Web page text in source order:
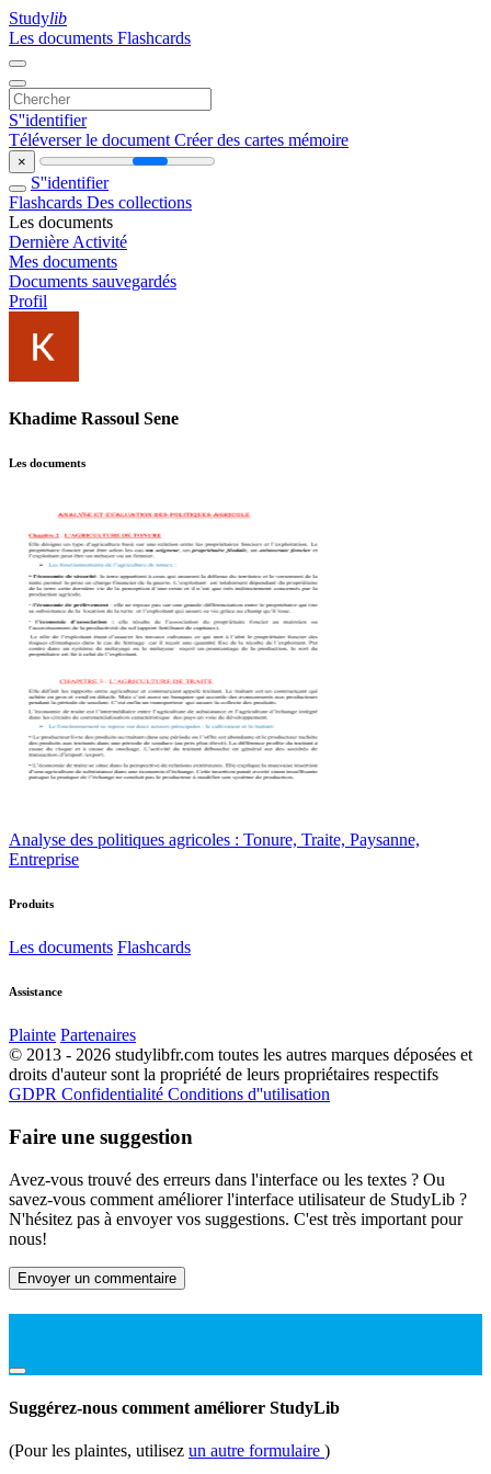
Studylib
Les documents Flashcards
S''identifier
Téléverser le document Créer des cartes mémoire
×
S''identifier
Flashcards Des collections
Les documents
Dernière Activité
Mes documents
Documents sauvegardés
Profil
Khadime Rassoul Sene
Les documents
Analyse des politiques agricoles : Tonure, Traite, Paysanne,
Entreprise
Produits
Les documents Flashcards
Assistance
Plainte Partenaires
© 2013 - 2026 studylibfr.com toutes les autres marques déposées et
droits d'auteur sont la propriété de leurs propriétaires respectifs
GDPR Confidentialité Conditions d''utilisation
Faire une suggestion
Avez-vous trouvé des erreurs dans l'interface ou les textes ? Ou
savez-vous comment améliorer l'interface utilisateur de StudyLib ?
N'hésitez pas à envoyer vos suggestions. C'est très important pour
nous!
Envoyer un commentaire
Suggérez-nous comment améliorer StudyLib
(Pour les plaintes, utilisez un autre formulaire )